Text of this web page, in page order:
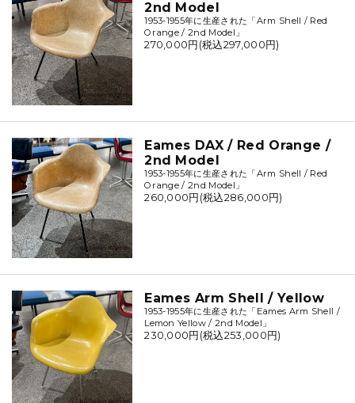
2nd Model
1953-1955年に生産された「Arm Shell / Red
Orange / 2nd Model」
270,000円(税込297,000円)
Eames DAX / Red Orange /
2nd Model
1953-1955年に生産された「Arm Shell / Red
Orange / 2nd Model」
260,000円(税込286,000円)
Eames Arm Shell / Yellow
1953-1955年に生産された「Eames Arm Shell /
Lemon Yellow / 2nd Model」
230,000円(税込253,000円)